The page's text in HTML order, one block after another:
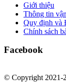
Giới thiệu
Thông tin
Quy định và
Chính sách
Facebook
© Copyright 2021-